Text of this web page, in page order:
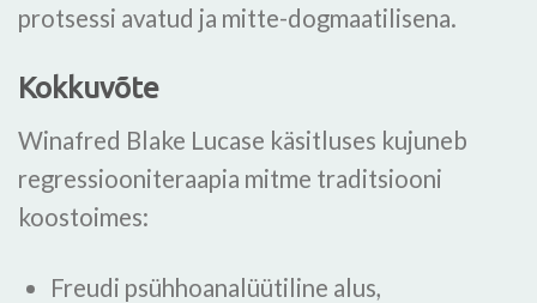
protsessi avatud ja mitte-dogmaatilisena.
Kokkuvõte
Winafred Blake Lucase käsitluses kujuneb
regressiooniteraapia mitme traditsiooni
koostoimes:
Freudi psühhoanalüütiline alus,